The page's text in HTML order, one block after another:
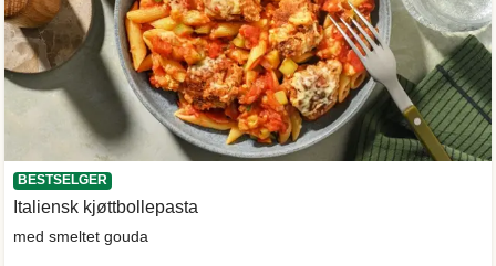
BESTSELGER
Italiensk kjøttbollepasta
med smeltet gouda